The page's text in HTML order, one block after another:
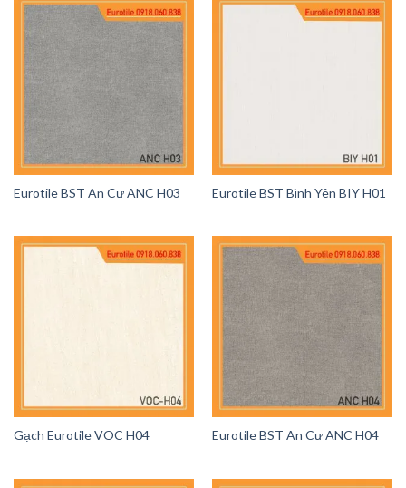
Eurotile BST An Cư ANC H03 Eurotile BST Bình Yên BIY H01
Gạch Eurotile VOC H04 Eurotile BST An Cư ANC H04